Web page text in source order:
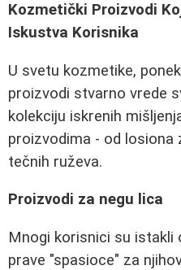
Kozmetički Proizvodi
Iskustva Korisnika
U svetu kozmetike,
proizvodi stvarno vrede
kolekciju iskrenih
proizvodima - od losiona
tečnih ruževa.
Proizvodi za negu lica
Mnogi korisnici su istakli
prave "spasioce" za